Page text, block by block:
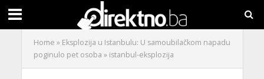
Home » Eksplozija u Istanbulu: U samoubilačkom napadu
poginulo pet osoba » istanbul-eksplozija